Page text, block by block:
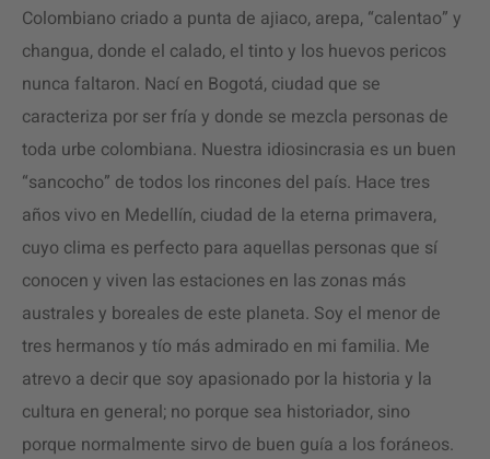
Colombiano criado a punta de ajiaco, arepa, “calentao” y
changua, donde el calado, el tinto y los huevos pericos
nunca faltaron. Nací en Bogotá, ciudad que se
caracteriza por ser fría y donde se mezcla personas de
toda urbe colombiana. Nuestra idiosincrasia es un buen
“sancocho” de todos los rincones del país. Hace tres
años vivo en Medellín, ciudad de la eterna primavera,
cuyo clima es perfecto para aquellas personas que sí
conocen y viven las estaciones en las zonas más
australes y boreales de este planeta. Soy el menor de
tres hermanos y tío más admirado en mi familia. Me
atrevo a decir que soy apasionado por la historia y la
cultura en general; no porque sea historiador, sino
porque normalmente sirvo de buen guía a los foráneos.